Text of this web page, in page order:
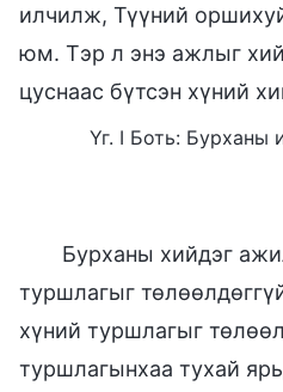
илчилж, Түүний
юм. Тэр л энэ ажлыг
цуснаас бүтсэн хүний
Үг. I Боть: Бурханы
Бурханы хийдэг
туршлагыг
хүний туршлагыг
туршлагынхаа тухай